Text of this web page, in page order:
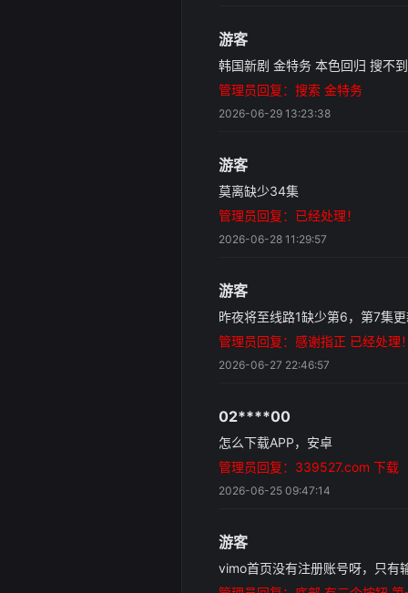
游客
韩国新剧 金特务 本色回归 搜不到
管理员回复：搜索 金特务
2026-06-29 13:23:38
游客
莫离缺少34集
管理员回复：已经处理！
2026-06-28 11:29:57
游客
昨夜将至线路1缺少第6，第7集
管理员回复：感谢指正 已经处理
2026-06-27 22:46:57
02****00
怎么下载APP，安卓
管理员回复：339527.com 下载
2026-06-25 09:47:14
游客
vimo首页没有注册账号呀，只有